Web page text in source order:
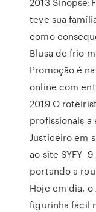
teve sua
como
Blusa de frio
Promoção é
online com
2019 O
profissionais a
Justiceiro em
ao site SYFY
portando a
Hoje em dia,
figurinha fácil